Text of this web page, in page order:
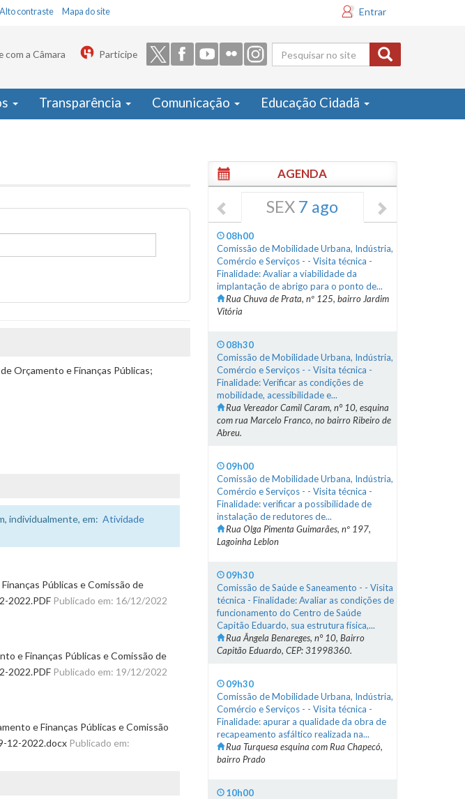
Alto contraste Mapa do site Entrar
Formulário
de busca
com a Câmara Participe
Transparência Comunicação Educação Cidadã
Orçamento e Finanças Públicas;
individualmente, em: Atividade
Públicas e Comissão de
2022.PDF Publicado em: 16/12/2022
e Finanças Públicas e Comissão de
2022.PDF Publicado em: 19/12/2022
e Finanças Públicas e Comissão
12-2022.docx Publicado em:
AGENDA
SEX 7 ago
08h00
Comissão de Mobilidade Urbana, Indústria,
Comércio e Serviços - - Visita técnica -
Finalidade: Avaliar a viabilidade da
implantação de abrigo para o ponto de...
Rua Chuva de Prata, nº 125, bairro Jardim
Vitória
08h30
Comissão de Mobilidade Urbana, Indústria,
Comércio e Serviços - - Visita técnica -
Finalidade: Verificar as condições de
mobilidade, acessibilidade e...
Rua Vereador Camil Caram, n° 10, esquina
com rua Marcelo Franco, no bairro Ribeiro de
Abreu.
09h00
Comissão de Mobilidade Urbana, Indústria,
Comércio e Serviços - - Visita técnica -
Finalidade: verificar a possibilidade de
instalação de redutores de...
Rua Olga Pimenta Guimarães, nº 197,
Lagoinha Leblon
09h30
Comissão de Saúde e Saneamento - - Visita
técnica - Finalidade: Avaliar as condições de
funcionamento do Centro de Saúde
Capitão Eduardo, sua estrutura física,...
Rua Ângela Benareges, n° 10, Bairro
Capitão Eduardo, CEP: 31998360.
09h30
Comissão de Mobilidade Urbana, Indústria,
Comércio e Serviços - - Visita técnica -
Finalidade: apurar a qualidade da obra de
recapeamento asfáltico realizada na...
Rua Turquesa esquina com Rua Chapecó,
bairro Prado
10h00